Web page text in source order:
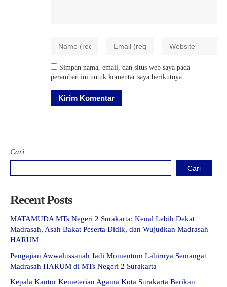
Simpan nama, email, dan situs web saya pada
peramban ini untuk komentar saya berikutnya.
Cari
Cari
Recent Posts
MATAMUDA MTs Negeri 2 Surakarta: Kenal Lebih Dekat
Madrasah, Asah Bakat Peserta Didik, dan Wujudkan Madrasah
HARUM
Pengajian Awwalussanah Jadi Momentum Lahirnya Semangat
Madrasah HARUM di MTs Negeri 2 Surakarta
Kepala Kantor Kemeterian Agama Kota Surakarta Berikan